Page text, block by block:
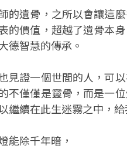
的遺骨，之所以會讓這
的價值，超越了遺骨本
德智慧的傳承。
見證一個世間的人，可
不僅僅是靈骨，而是一
繼續在此生迷霧之中，
能除千年暗，